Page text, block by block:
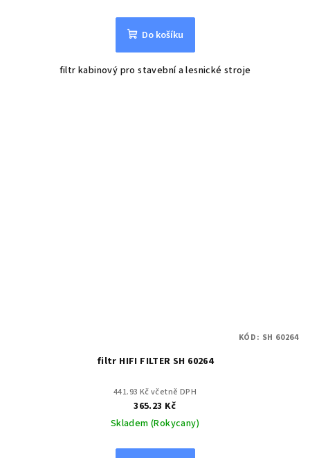
Do košíku
filtr kabinový pro stavební a lesnické stroje
filtr HIFI FILTER SH 60264
441.93 Kč včetně DPH
365.23 Kč
Skladem (Rokycany)
KÓD: SH 60264